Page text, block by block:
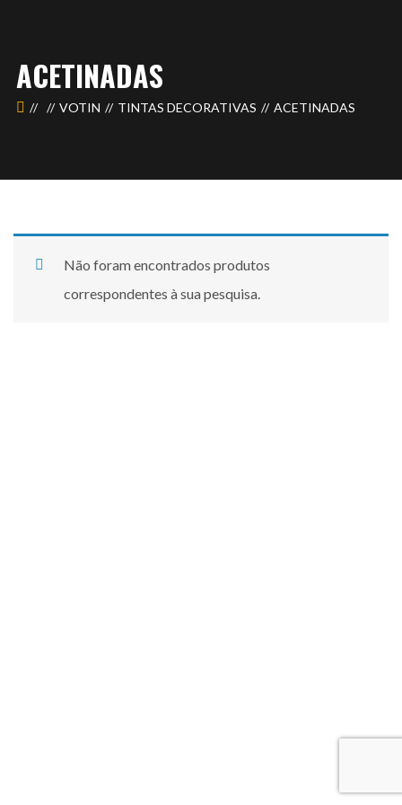
ACETINADAS
VOTIN TINTAS DECORATIVAS ACETINADAS
Não foram encontrados produtos
correspondentes à sua pesquisa.